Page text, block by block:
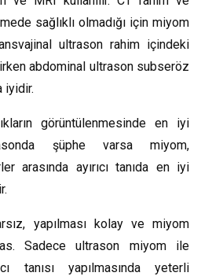
sağlıklı olmadığı için miyom
ultrason rahim içindeki
abdominal ultrason subseröz
iyidir.
görüntülenmesinde en iyi
şüphe varsa miyom,
arasında ayırıcı tanıda en iyi
yapılması kolay ve miyom
Sadece ultrason miyom ile
tanısı yapılmasında yeterli